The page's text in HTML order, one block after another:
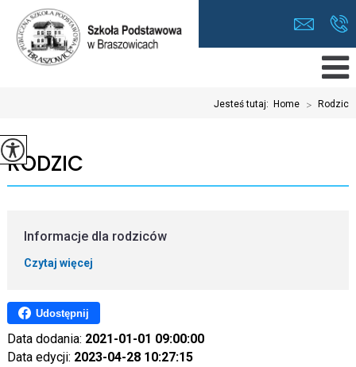
Jesteś tutaj: Home > Rodzic
RODZIC
Informacje dla rodziców
Czytaj więcej
Udostępnij
Data dodania: 2021-01-01 09:00:00
Data edycji: 2023-04-28 10:27:15